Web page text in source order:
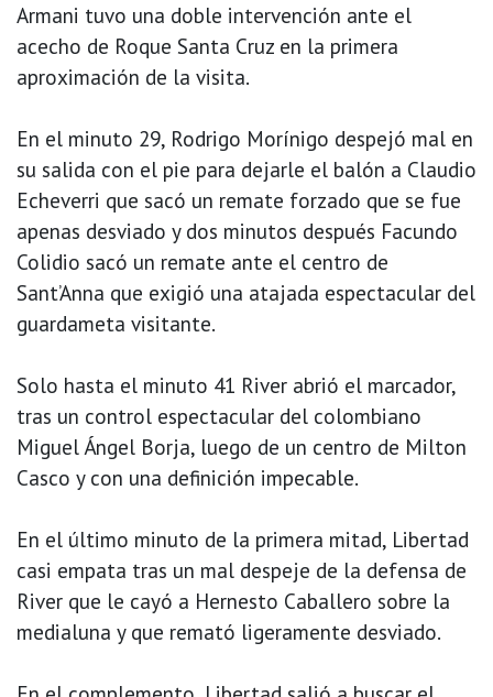
Armani tuvo una doble intervención ante el
acecho de Roque Santa Cruz en la primera
aproximación de la visita.
En el minuto 29, Rodrigo Morínigo despejó mal en
su salida con el pie para dejarle el balón a Claudio
Echeverri que sacó un remate forzado que se fue
apenas desviado y dos minutos después Facundo
Colidio sacó un remate ante el centro de
Sant’Anna que exigió una atajada espectacular del
guardameta visitante.
Solo hasta el minuto 41 River abrió el marcador,
tras un control espectacular del colombiano
Miguel Ángel Borja, luego de un centro de Milton
Casco y con una definición impecable.
En el último minuto de la primera mitad, Libertad
casi empata tras un mal despeje de la defensa de
River que le cayó a Hernesto Caballero sobre la
medialuna y que remató ligeramente desviado.